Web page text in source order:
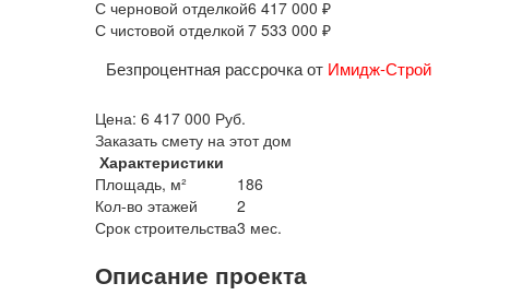
С черновой отделкой6 417 000 ₽
С чистовой отделкой 7 533 000 ₽
Безпроцентная рассрочка от Имидж-Строй
Цена: 6 417 000 Руб.
Заказать смету на этот дом
Характеристики
Площадь, м²
186
Кол-во этажей
2
Срок строительства3 мес.
Описание проекта